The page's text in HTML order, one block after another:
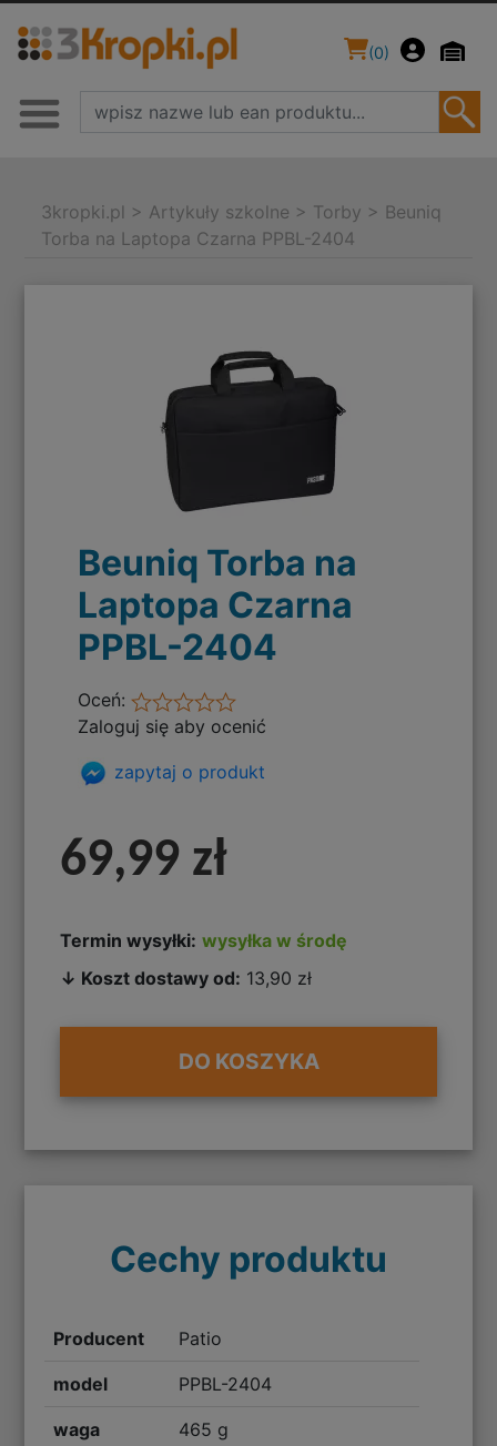
(0)
3kropki.pl > Artykuły szkolne > Torby > Beuniq
Torba na Laptopa Czarna PPBL-2404
Beuniq Torba na
Laptopa Czarna
PPBL-2404
Oceń:
Zaloguj się aby ocenić
zapytaj o produkt
69,99 zł
Termin wysyłki: wysyłka w środę
↓ Koszt dostawy od: 13,90 zł
DO KOSZYKA
Cechy produktu
Producent Patio
model PPBL-2404
waga 465 g